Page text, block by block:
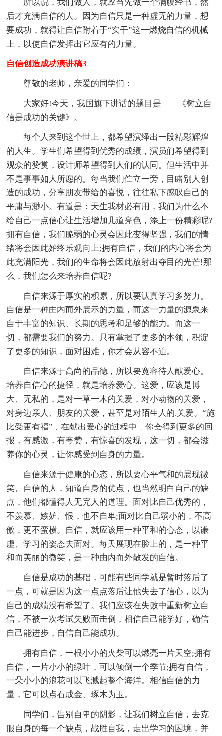
所以说，我们做人，就应当先做一个满腹经书，然
后才充满自信的人。因为自信只是一种虚无的力量，想
要成功，就得让自信附着于“实干”这一燃烧自信的机械
上，以使自信发挥出它应有的力量。
自信创造成功演讲稿3
尊敬的老师，亲爱的同学们：
大家好!今天，我国旗下讲话的题目是——《树立自
信是成功的关键》。
每个人来到这个世上，都希望演绎出一段精彩辉煌
的人生。学生们希望得到优秀的成绩，演员们希望得到
观众的赞赏，设计师希望得到人们的认同。但生活中并
不是事事如人所愿的。每当我们伫立一旁，目睹别人创
造的成功，分享朋友带给的喜悦，往往私下感叹自己的
平庸与渺小。有道是：天生我材必有用，我们为什么不
给自己一点信心让生活增加几道亮色，添上一份精彩呢?
拥有自信，我们脆弱的心灵会因此变得坚强，我们的情
绪将会因此始终乐观向上;拥有自信，我们的内心将会为
此充满阳光，我们的生命将会因此放射出夺目的光芒!那
么，我们怎么来培养自信呢?
自信来源于厚实的积累，所以要认真学习多努力。
自信是一种由内而外展示的力量，而这一力量的源泉来
自于丰富的知识、长期的思考和足够的能力。而这一
切，都需要我们的努力。只有掌握了更多的本领，积淀
了更多的知识，面对困难，你才会从容不迫。
自信来源于高尚的品德，所以要宽容待人献爱心。
培养自信心的捷径，就是培养爱心。这爱，应该是博
大、无私的，是对一草一木的关爱，对小动物的关爱，
对身边亲人、朋友的关爱，甚至是对陌生人的.关爱。“施
比受更有福”，在献出爱心的过程中，你会得到更多的回
报，有感激，有夸赞，有惊喜的发现，这一切，都会滋
养你的心灵，让你感受到自身的力量。
自信来源于健康的心态，所以要心平气和的展现微
笑。自信的人，知道自身的优点，也当然明白自己的缺
点，他们都懂得人无完人的道理。面对比自己优秀的，
不羡慕、嫉妒、恨，也不自卑;面对比自己弱小的，不高
傲，更不蛮横。自信，就应该用一种平和的心态，以谦
虚、学习的姿态去面对。每天展现在脸上的，是一种平
和而美丽的微笑，是一种由内而外散发的自信。
自信是成功的基础，可能有些同学就是暂时落后了
一点，可就是因为这一点点落后让他失去了信心，以为
自己的成绩没有希望了。我们应该在失败中重新树立自
信，不被一次考试失败而击倒，相信自己能学好，确信
自己能进步，自信自己能成功。
拥有自信，一根小小的火柴可以燃亮一片天空;拥有
自信，一片小小的绿叶，可以倾倒一个季节;拥有自信，
一朵小小的浪花可以飞溅起整个海洋。相信自信的力
量，它可以点石成金、琢木为玉。
同学们，告别自卑的阴影，让我们树立自信，去克
服自身的每一个缺点，战胜自我，走出学习的困境，并